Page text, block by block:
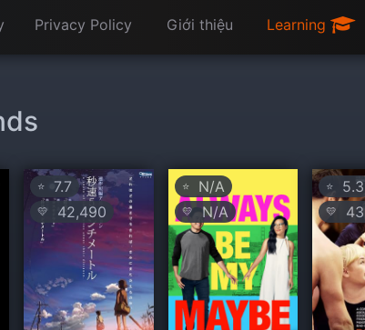
Privacy Policy Giới thiệu Learning
⭐ 7.7
💛 42,490
⭐N/A
💛N/A
⭐ 5.3
💛